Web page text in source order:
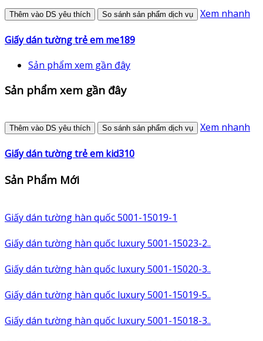
Thêm vào DS yêu thích So sánh sản phẩm dịch vụ Xem nhanh
Giấy dán tường trẻ em me189
Sản phẩm xem gần đây
Sản phẩm xem gần đây
Thêm vào DS yêu thích So sánh sản phẩm dịch vụ Xem nhanh
Giấy dán tường trẻ em kid310
Sản Phẩm Mới
Giấy dán tường hàn quốc 5001-15019-1
Giấy dán tường hàn quốc luxury 5001-15023-2..
Giấy dán tường hàn quốc luxury 5001-15020-3..
Giấy dán tường hàn quốc luxury 5001-15019-5..
Giấy dán tường hàn quốc luxury 5001-15018-3..